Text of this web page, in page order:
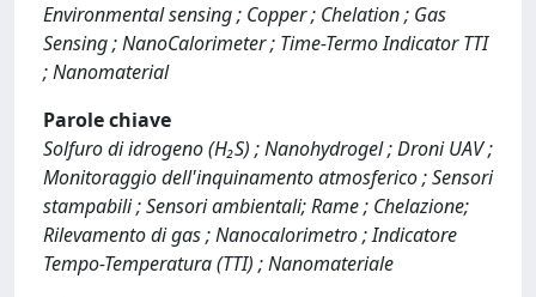
Environmental sensing ; Copper ; Chelation ; Gas
Sensing ; NanoCalorimeter ; Time-Termo Indicator TTI
; Nanomaterial
Parole chiave
Solfuro di idrogeno (H₂S) ; Nanohydrogel ; Droni UAV ;
Monitoraggio dell'inquinamento atmosferico ; Sensori
stampabili ; Sensori ambientali; Rame ; Chelazione;
Rilevamento di gas ; Nanocalorimetro ; Indicatore
Tempo-Temperatura (TTI) ; Nanomateriale